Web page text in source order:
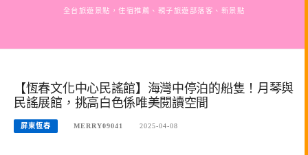
全台旅遊景點，住宿推薦、親子旅遊部落客、新景點
【恆春文化中心民謠館】海灣中停泊的船隻！月琴與
民謠展館，挑高白色係唯美閱讀空間
屏東恆春 MERRY09041 2025-04-08